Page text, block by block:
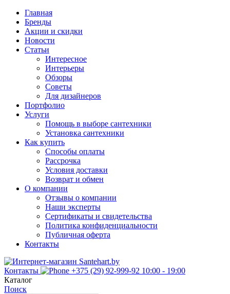
Главная
Бренды
Акции и скидки
Новости
Статьи
Интересное
Интерьеры
Обзоры
Советы
Для дизайнеров
Портфолио
Услуги
Помощь в выборе сантехники
Установка сантехники
Как купить
Способы оплаты
Рассрочка
Условия доставки
Возврат и обмен
О компании
Отзывы о компании
Наши эксперты
Сертификаты и свидетельства
Политика конфиденциальности
Публичная оферта
Контакты
Контакты +375 (29) 92-999-92 10:00 - 19:00
Каталог
Поиск